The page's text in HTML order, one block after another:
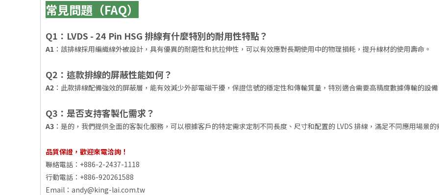
常見問題（FAQ）
Q1：LVDS - 24 Pin HSG 排線有什麼特別的耐用性特點？
A1 ：該排線採用編織線外被設計，具有優異的耐磨性和抗拉伸性，可以有效應對長期使用中的物理損耗，提升線材的使用壽命。
Q2：這款排線的屏蔽性能如何？
A2 ：此款排線配備強效的屏蔽層，能有效減少外部電磁干擾，保證信號的穩定性和傳輸質量，特別適合需要高精度數據傳輸的設備
Q3：是否支持客製化需求？
A3 ：是的，我們提供全面的客製化服務，可以根據客戶的特定需求定制不同長度、尺寸和配置的 LVDS 排線，滿足不同應用場景的
品質保證，歡迎來電洽詢！
聯絡電話：+886-2-2437-1118
行動電話：+886-920261588
Email： andy@king-lai.com.tw